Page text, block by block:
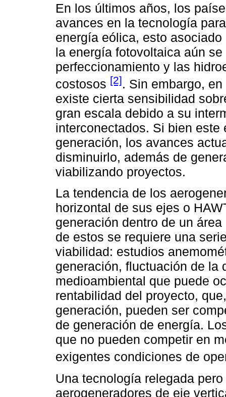
En los últimos años, los
avances en la tecnología
energía eólica, esto
la energía fotovoltaica aún
perfeccionamiento y las
costosos [2]. Sin embargo,
existe cierta sensibilidad
gran escala debido a su
interconectados. Si bien
generación, los avances
disminuirlo, además de
viabilizando proyectos.
La tendencia de los
horizontal de sus ejes o
generación dentro de un
de estos se requiere una
viabilidad: estudios
generación, fluctuación de la
medioambiental que puede
rentabilidad del proyecto,
generación, pueden ser
de generación de energía.
que no pueden competir en
exigentes condiciones de
Una tecnología relegada
aerogeneradores de eje